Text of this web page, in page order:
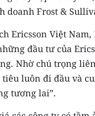
doanh Frost &
Ericsson Việt
đầu tư của
Nhờ chú trọng
luôn đi đầu và
tương lai”.